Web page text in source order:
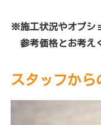
※施工状況やオプシ
参考価格とお考え
スタッフから